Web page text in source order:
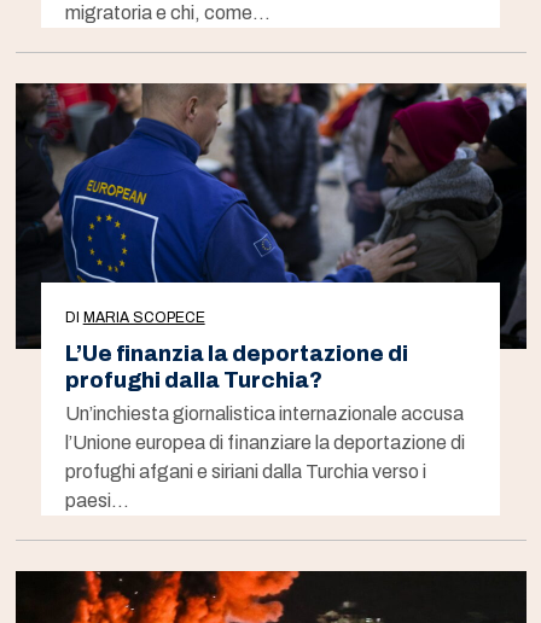
migratoria e chi, come…
DI MARIA SCOPECE
L’Ue finanzia la deportazione di
profughi dalla Turchia?
Un’inchiesta giornalistica internazionale accusa
l’Unione europea di finanziare la deportazione di
profughi afgani e siriani dalla Turchia verso i
paesi…